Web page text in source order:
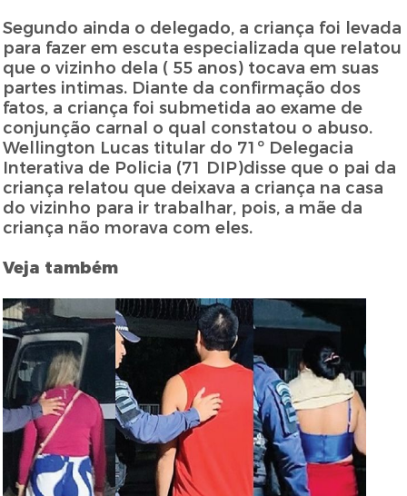
Segundo ainda o delegado, a criança foi levada
para fazer em escuta especializada que relatou
que o vizinho dela ( 55 anos) tocava em suas
partes intimas. Diante da confirmação dos
fatos, a criança foi submetida ao exame de
conjunção carnal o qual constatou o abuso.
Wellington Lucas titular do 71º Delegacia
Interativa de Policia (71 DIP)disse que o pai da
criança relatou que deixava a criança na casa
do vizinho para ir trabalhar, pois, a mãe da
criança não morava com eles.
Veja também